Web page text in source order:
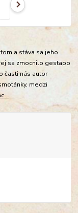
a stáva sa jeho
sa zmocnilo gestapo
časti nás autor
medzi